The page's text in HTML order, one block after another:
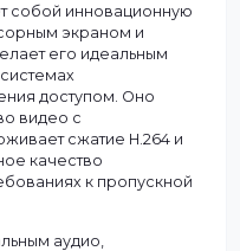
и контроля
собой
экраном и
в системах